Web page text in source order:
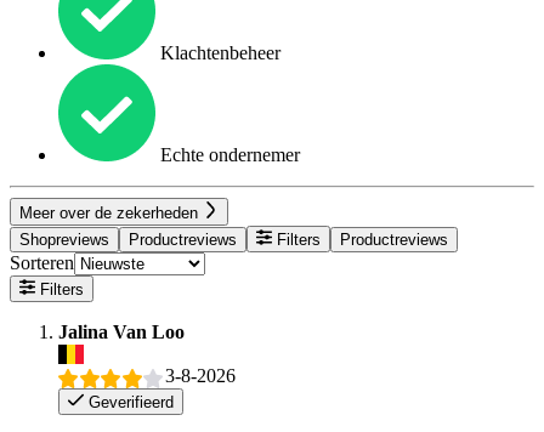
Klachtenbeheer
Echte ondernemer
Meer over de zekerheden
Shopreviews
Productreviews Filters Productreviews
Sorteren
Filters
Jalina Van Loo
3-8-2026
Geverifieerd